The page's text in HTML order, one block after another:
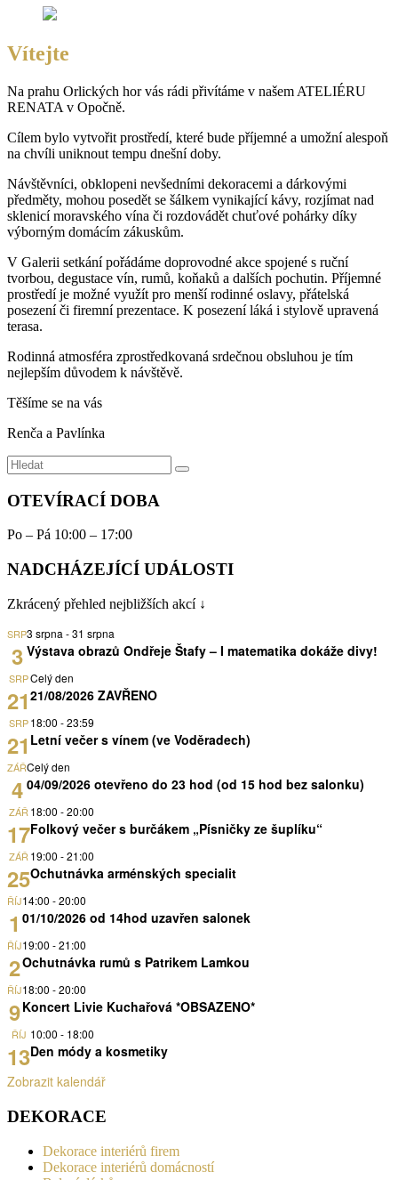
Vítejte
Na prahu Orlických hor vás rádi přivítáme v našem ATELIÉRU
RENATA v Opočně.
Cílem bylo vytvořit prostředí, které bude příjemné a umožní alespoň
na chvíli uniknout tempu dnešní doby.
Návštěvníci, obklopeni nevšedními dekoracemi a dárkovými
předměty, mohou posedět se šálkem vynikající kávy, rozjímat nad
sklenicí moravského vína či rozdovádět chuťové pohárky díky
výborným domácím zákuskům.
V Galerii setkání pořádáme doprovodné akce spojené s ruční
tvorbou, degustace vín, rumů, koňaků a dalších pochutin. Příjemné
prostředí je možné využít pro menší rodinné oslavy, přátelská
posezení či firemní prezentace. K posezení láká i stylově upravená
terasa.
Rodinná atmosféra zprostředkovaná srdečnou obsluhou je tím
nejlepším důvodem k návštěvě.
Těšíme se na vás
Renča a Pavlínka
Search
OTEVÍRACÍ DOBA
Po – Pá 10:00 – 17:00
NADCHÁZEJÍCÍ UDÁLOSTI
Zkrácený přehled nejbližších akcí ↓
SRP
3
3 srpna -31 srpna
Výstava obrazů Ondřeje Štafy – I matematika dokáže divy!
SRP
21
Celý den
21/08/2026 ZAVŘENO
SRP
21
18:00 -23:59
Letní večer s vínem (ve Voděradech)
ZÁŘ
4
Celý den
04/09/2026 otevřeno do 23 hod (od 15 hod bez salonku)
ZÁŘ
17
18:00 -20:00
Folkový večer s burčákem „Písničky ze šuplíku“
ZÁŘ
25
19:00 -21:00
Ochutnávka arménských specialit
ŘÍJ
1
14:00 -20:00
01/10/2026 od 14hod uzavřen salonek
ŘÍJ
2
19:00 -21:00
Ochutnávka rumů s Patrikem Lamkou
ŘÍJ
9
18:00 -20:00
Koncert Livie Kuchařová *OBSAZENO*
ŘÍJ
13
10:00 - 18:00
Den módy a kosmetiky
Zobrazit kalendář
DEKORACE
Dekorace interiérů firem
Dekorace interiérů domácností